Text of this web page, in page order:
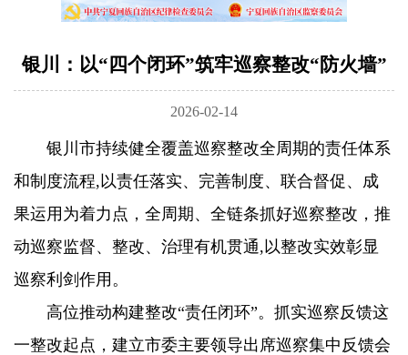
银川：以“四个闭环”筑牢巡察整改“防火墙”
2026-02-14
银川市持续健全覆盖巡察整改全周期的责任体系
和制度流程,以责任落实、完善制度、联合督促、成
果运用为着力点，全周期、全链条抓好巡察整改，推
动巡察监督、整改、治理有机贯通,以整改实效彰显
巡察利剑作用。
高位推动构建整改“责任闭环”。抓实巡察反馈这
一整改起点，建立市委主要领导出席巡察集中反馈会